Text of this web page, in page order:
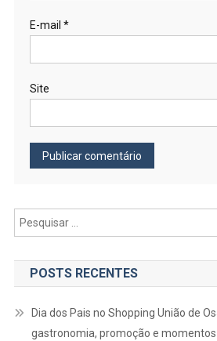
E-mail *
Site
POSTS RECENTES
Dia dos Pais no Shopping União de
gastronomia, promoção e